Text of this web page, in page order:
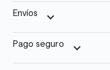
Envíos keyboard_arrow_down
Pago seguro keyboard_arrow_down